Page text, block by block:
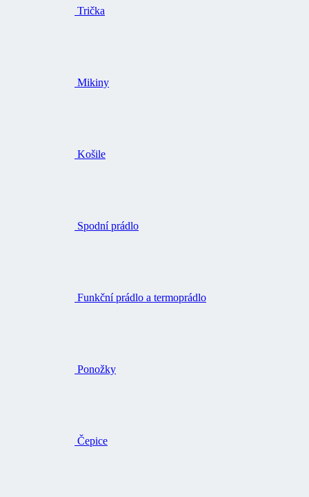
Trička
Mikiny
Košile
Spodní prádlo
Funkční prádlo a termoprádlo
Ponožky
Čepice